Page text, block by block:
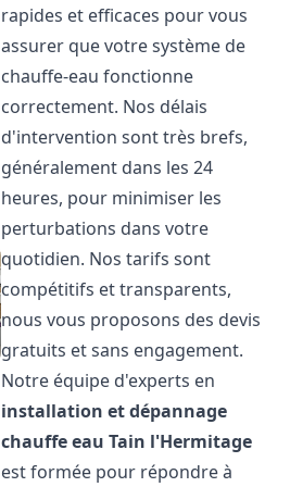
rapides et efficaces pour vous
assurer que votre système de
chauffe-eau fonctionne
correctement. Nos délais
d'intervention sont très brefs,
généralement dans les 24
heures, pour minimiser les
perturbations dans votre
quotidien. Nos tarifs sont
compétitifs et transparents,
nous vous proposons des devis
gratuits et sans engagement.
Notre équipe d'experts en
installation et dépannage
chauffe eau Tain l'Hermitage
est formée pour répondre à